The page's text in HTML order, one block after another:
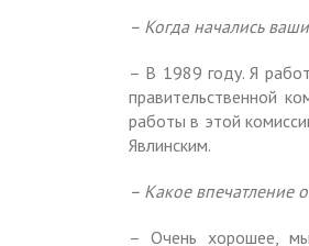
– Когда начались
– В 1989 году. Я
правительственной
работы в этой
Явлинским.
– Какое впечатление
– Очень хорошее,